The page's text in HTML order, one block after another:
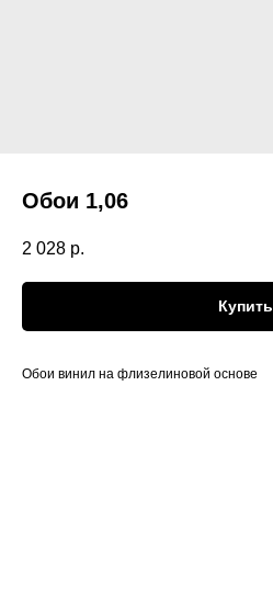
Обои 1,06
2 028 р.
Купить
Обои винил на флизелиновой основе